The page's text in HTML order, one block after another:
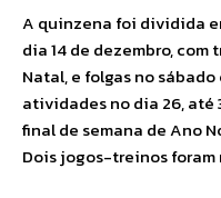
A quinzena foi dividida
dia 14 de dezembro,
Natal, e folgas no
atividades no dia 26, até
final de semana de Ano
Dois jogos-treinos foram